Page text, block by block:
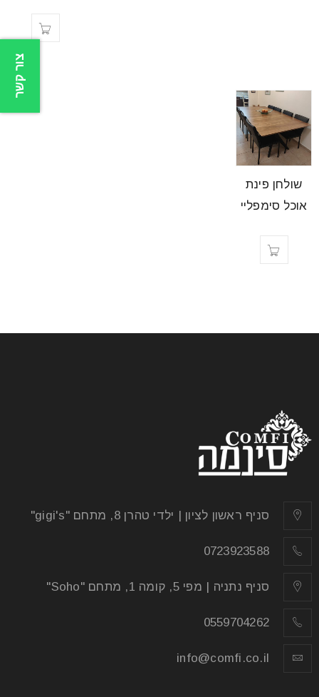
שולחן פינת
אוכל סימפליי
סניף ראשון לציון | ילדי טהרן 8, מתחם "gigi's"
0723923588
סניף נתניה | מפי 5, קומה 1, מתחם "Soho"
0559704262
info@comfi.co.il
צור קשר